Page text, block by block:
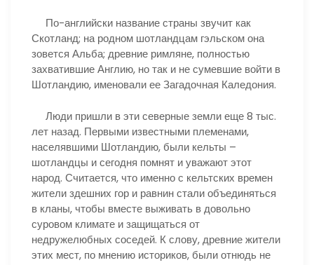
По-английски название страны звучит как
Скотланд; на родном шотландцам гэльском она
зовется Альба; древние римляне, полностью
захватившие Англию, но так и не сумевшие войти в
Шотландию, именовали ее Загадочная Каледония.
Люди пришли в эти северные земли еще 8 тыс.
лет назад. Первыми известными племенами,
населявшими Шотландию, были кельты –
шотландцы и сегодня помнят и уважают этот
народ. Считается, что именно с кельтских времен
жители здешних гор и равнин стали объединяться
в кланы, чтобы вместе выживать в довольно
суровом климате и защищаться от
недружелюбных соседей. К слову, древние жители
этих мест, по мнению историков, были отнюдь не